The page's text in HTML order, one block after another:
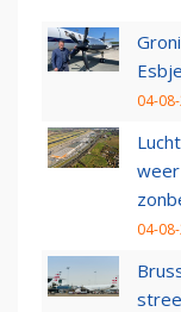
04-
04-